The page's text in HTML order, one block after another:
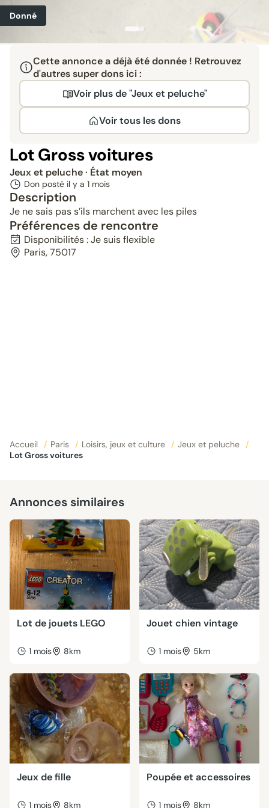
Donné
Cette annonce a déjà été donnée ! Retrouvez
d'autres super dons ici :
Voir plus de "Jeux et peluche"
Voir tous les dons
Lot Gross voitures
Jeux et peluche· État moyen
Don posté il y a 1 mois
Description
Je ne sais pas s’ils marchent avec les piles
Préférences de rencontre
Disponibilités : Je suis flexible
Paris, 75017
Accueil / Paris / Loisirs, jeux et culture / Jeux et peluche
/
Lot Gross voitures
Annonces similaires
Lot de jouets LEGO
1 mois 8km
Jouet chien vintage
1 mois 5km
Jeux de fille
1 mois 8km
Poupée et accessoires
1 mois 8km